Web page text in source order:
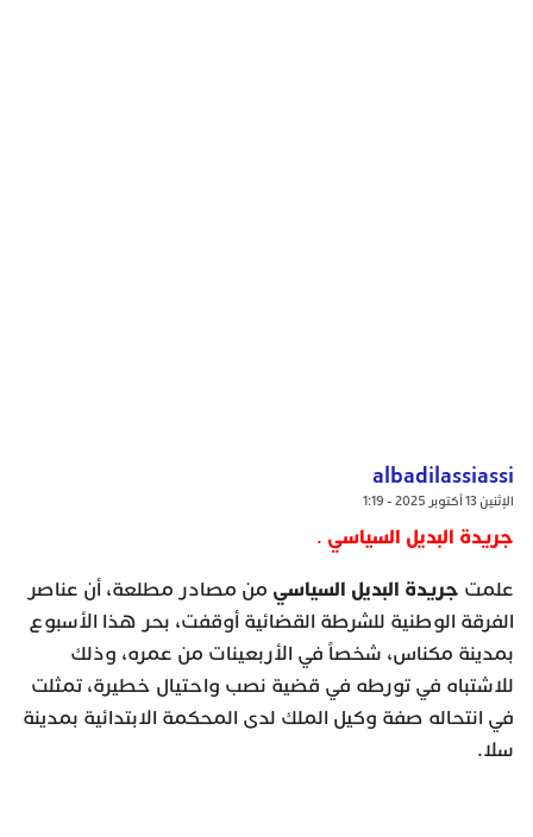
albadilassiassi
الإثنين 13 أكتوبر 2025 - 1:19
جريدة البديل السياسي .
علمت جريدة البديل السياسي من مصادر مطلعة، أن عناصر
الفرقة الوطنية للشرطة القضائية أوقفت، بحر هذا الأسبوع
بمدينة مكناس، شخصاً في الأربعينات من عمره، وذلك
للاشتباه في تورطه في قضية نصب واحتيال خطيرة، تمثلت
في انتحاله صفة وكيل الملك لدى المحكمة الابتدائية بمدينة
سلا.